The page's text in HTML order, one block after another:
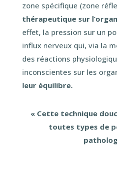
zone spécifique (zone
thérapeutique sur
effet, la pression sur un
influx nerveux qui, via la
des réactions
inconscientes sur les
leur équilibre.
« Cette technique
toutes types de